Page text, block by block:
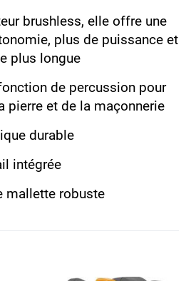
brushless, elle offre une
plus de puissance et
plus longue
de percussion pour
pierre et de la maçonnerie
durable
intégrée
mallette robuste